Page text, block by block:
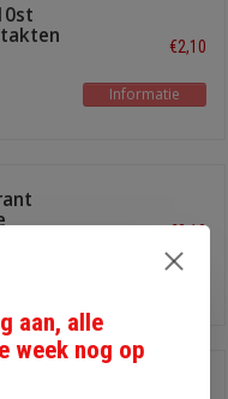
€2,10
Informatie
€2,10
aan, alle
week nog op